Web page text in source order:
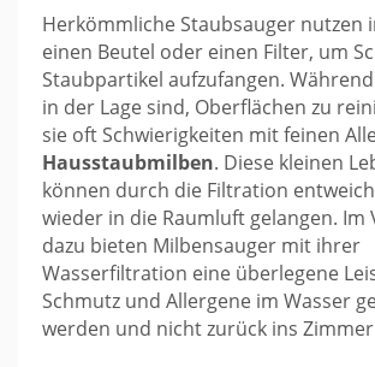
Herkömmliche Staubsauger nutzen
einen Beutel oder einen Filter, um
Staubpartikel aufzufangen.
in der Lage sind, Oberflächen zu
sie oft Schwierigkeiten mit feinen
Hausstaubmilben. Diese kleinen
können durch die Filtration
wieder in die Raumluft gelangen. Im
dazu bieten Milbensauger mit ihrer
Wasserfiltration eine überlegene
Schmutz und Allergene im Wasser
werden und nicht zurück ins